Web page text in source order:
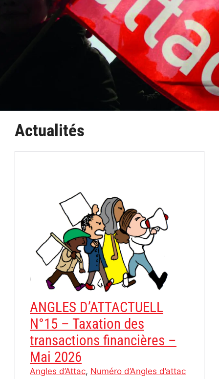
Actualités
ANGLES D’ATTACTUELL
N°15 – Taxation des
transactions financières –
Mai 2026
Angles d’Attac, Numéro d’Angles d’attac